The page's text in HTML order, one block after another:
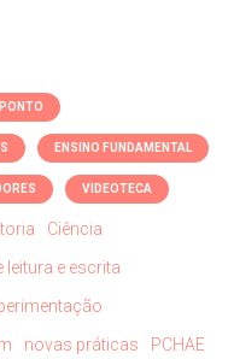
ENSINO FUNDAMENTAL
VIDEOTECA
Ciência
e escrita
novas práticas
PCHAE